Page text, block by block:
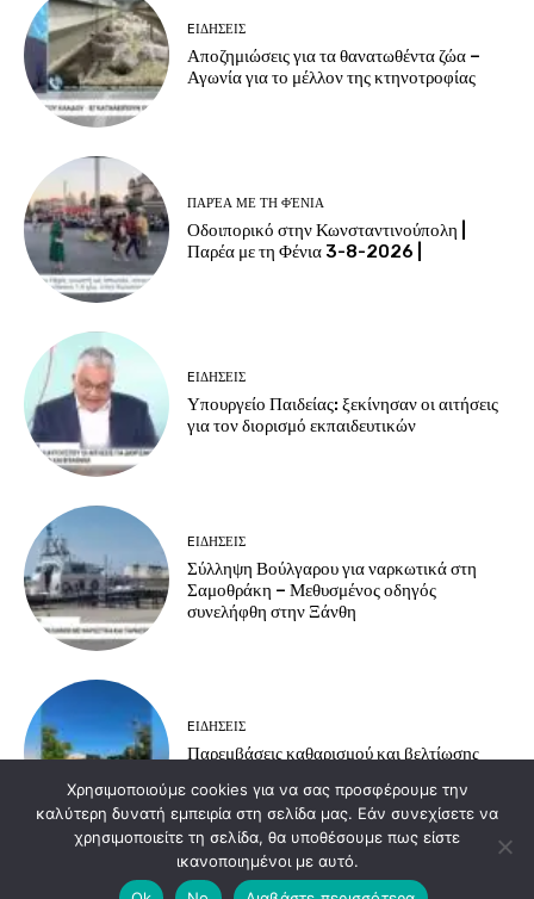
EΙΔΗΣΕΙΣ
Αποζημιώσεις για τα θανατωθέντα ζώα –
Αγωνία για το μέλλον της κτηνοτροφίας
ΠΑΡΈΑ ΜΕ ΤΗ ΦΈΝΙΑ
Οδοιπορικό στην Κωνσταντινούπολη |
Παρέα με τη Φένια 3-8-2026 |
EΙΔΗΣΕΙΣ
Υπουργείο Παιδείας: ξεκίνησαν οι αιτήσεις
για τον διορισμό εκπαιδευτικών
EΙΔΗΣΕΙΣ
Σύλληψη Βούλγαρου για ναρκωτικά στη
Σαμοθράκη – Μεθυσμένος οδηγός
συνελήφθη στην Ξάνθη
EΙΔΗΣΕΙΣ
Παρεμβάσεις καθαρισμού και βελτίωσης
Load more
Χρησιμοποιούμε cookies για να σας προσφέρουμε την
καλύτερη δυνατή εμπειρία στη σελίδα μας. Εάν συνεχίσετε να
χρησιμοποιείτε τη σελίδα, θα υποθέσουμε πως είστε
ικανοποιημένοι με αυτό.